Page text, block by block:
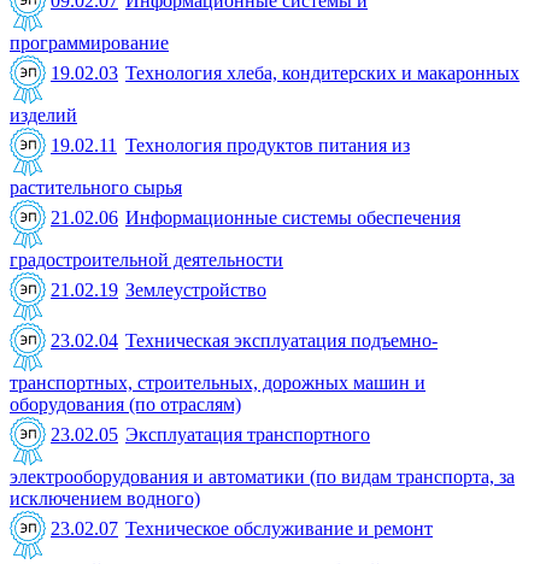
программирование
19.02.03 Технология хлеба, кондитерских и макаронных
изделий
19.02.11 Технология продуктов питания из
растительного сырья
21.02.06 Информационные системы обеспечения
градостроительной деятельности
21.02.19 Землеустройство
23.02.04 Техническая эксплуатация подъемно-
транспортных, строительных, дорожных машин и
оборудования (по отраслям)
23.02.05 Эксплуатация транспортного
электрооборудования и автоматики (по видам транспорта, за
исключением водного)
23.02.07 Техническое обслуживание и ремонт